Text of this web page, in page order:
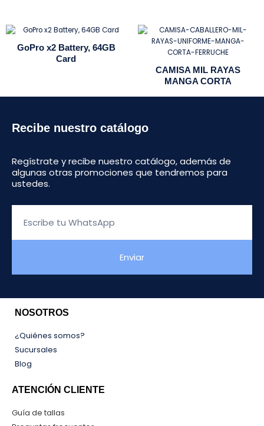
GoPro x2 Battery, 64GB
Card
CAMISA MIL RAYAS
MANGA CORTA
Recibe nuestro catálogo
Regístrate y recibe nuestro catálogo, además de
algunas otras promociones que tendremos para
ustedes.
Enviar
NOSOTROS
¿Quiénes somos?
Sucursales
Blog
ATENCIÓN CLIENTE
Guía de tallas